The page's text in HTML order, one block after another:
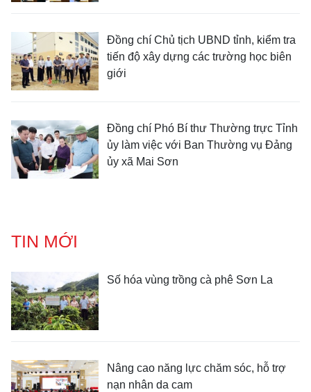
Đồng chí Chủ tịch UBND tỉnh, kiểm tra
tiến độ xây dựng các trường học biên
giới
Đồng chí Phó Bí thư Thường trực Tỉnh
ủy làm việc với Ban Thường vụ Đảng
ủy xã Mai Sơn
TIN MỚI
Số hóa vùng trồng cà phê Sơn La
Nâng cao năng lực chăm sóc, hỗ trợ
nạn nhân da cam